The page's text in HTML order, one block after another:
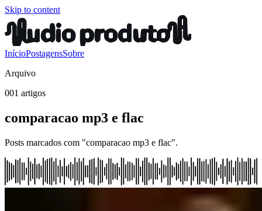
Skip to content
InícioPostagensSobre
Arquivo
001 artigos
comparacao mp3 e flac
Posts marcados com "comparacao mp3 e flac".